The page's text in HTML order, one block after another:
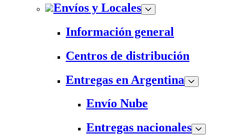
Envíos y Locales
Información general
Centros de distribución
Entregas en Argentina
Envío Nube
Entregas nacionales